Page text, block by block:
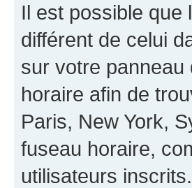
Il est possible que
différent de celui
sur votre panneau
horaire afin de
Paris, New York,
fuseau horaire,
utilisateurs